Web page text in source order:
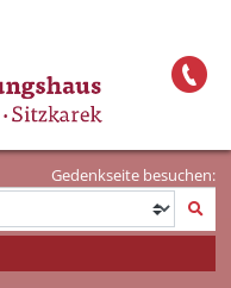
Gedenkseite besuchen: